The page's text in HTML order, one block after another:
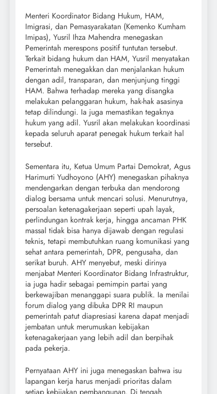
Menteri Koordinator Bidang Hukum, HAM,
Imigrasi, dan Pemasyarakatan (Kemenko Kumham
Imipas), Yusril Ihza Mahendra menegaskan
Pemerintah merespons positif tuntutan tersebut.
Terkait bidang hukum dan HAM, Yusril menyatakan
Pemerintah menegakkan dan menjalankan hukum
dengan adil, transparan, dan menjunjung tinggi
HAM. Bahwa terhadap mereka yang disangka
melakukan pelanggaran hukum, hak-hak asasinya
tetap dilindungi. Ia juga memastikan tegaknya
hukum yang adil. Yusril akan melakukan koordinasi
kepada seluruh aparat penegak hukum terkait hal
tersebut.
Sementara itu, Ketua Umum Partai Demokrat, Agus
Harimurti Yudhoyono (AHY) menegaskan pihaknya
mendengarkan dengan terbuka dan mendorong
dialog bersama untuk mencari solusi. Menurutnya,
persoalan ketenagakerjaan seperti upah layak,
perlindungan kontrak kerja, hingga ancaman PHK
massal tidak bisa hanya dijawab dengan regulasi
teknis, tetapi membutuhkan ruang komunikasi yang
sehat antara pemerintah, DPR, pengusaha, dan
serikat buruh. AHY menyebut, meski dirinya
menjabat Menteri Koordinator Bidang Infrastruktur,
ia juga hadir sebagai pemimpin partai yang
berkewajiban menanggapi suara publik. Ia menilai
forum dialog yang dibuka DPR RI maupun
pemerintah patut diapresiasi karena dapat menjadi
jembatan untuk merumuskan kebijakan
ketenagakerjaan yang lebih adil dan berpihak
pada pekerja.
Pernyataan AHY ini juga menegaskan bahwa isu
lapangan kerja harus menjadi prioritas dalam